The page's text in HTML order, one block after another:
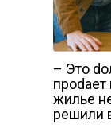
– Это
проdает
жилье
решили